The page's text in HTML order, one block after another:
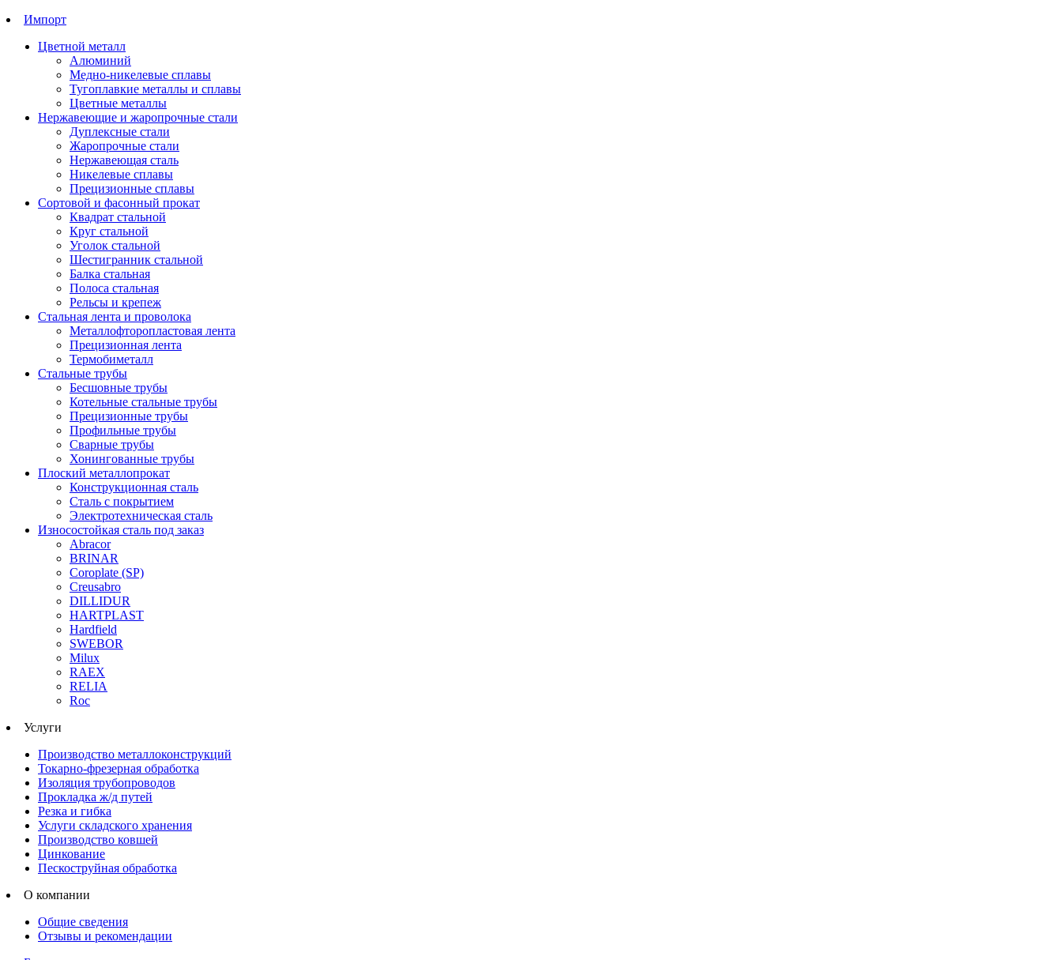
Импорт
Цветной металл
Алюминий
Медно-никелевые сплавы
Тугоплавкие металлы и сплавы
Цветные металлы
Нержавеющие и жаропрочные стали
Дуплексные стали
Жаропрочные стали
Нержавеющая сталь
Никелевые сплавы
Прецизионные сплавы
Сортовой и фасонный прокат
Квадрат стальной
Круг стальной
Уголок стальной
Шестигранник стальной
Балка стальная
Полоса стальная
Рельсы и крепеж
Стальная лента и проволока
Металлофторопластовая лента
Прецизионная лента
Термобиметалл
Стальные трубы
Бесшовные трубы
Котельные стальные трубы
Прецизионные трубы
Профильные трубы
Сварные трубы
Хонингованные трубы
Плоский металлопрокат
Конструкционная сталь
Сталь с покрытием
Электротехническая сталь
Износостойкая сталь под заказ
Abracor
BRINAR
Coroplate (SP)
Creusabro
DILLIDUR
HARTPLAST
Hardfield
SWEBOR
Milux
RAEX
RELIA
Roc
Услуги
Производство металлоконструкций
Токарно-фрезерная обработка
Изоляция трубопроводов
Прокладка ж/д путей
Резка и гибка
Услуги складского хранения
Производство ковшей
Цинкование
Пескоструйная обработка
О компании
Общие сведения
Отзывы и рекомендации